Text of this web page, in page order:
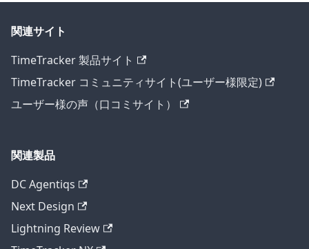
関連サイト
TimeTracker 製品サイト
TimeTracker コミュニティサイト(ユーザー様限定)
ユーザー様の声（口コミサイト）
関連製品
DC Agentiqs
Next Design
Lightning Review